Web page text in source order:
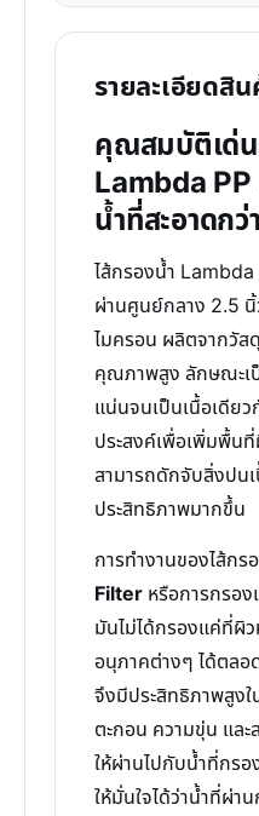
รายละเอียดสิน
คุณสมบัติเด่น
Lambda
น้ำที่สะอาดกว่า
ไส้กรองน้ำ
ผ่านศูนย์กลาง 2.5 นิ้
ไมครอน ผลิตจากวัส
คุณภาพสูง ลักษณะเ
แน่นจนเป็นเนื้อเดีย
ประสงค์เพื่อเพิ่มพื้น
สามารถดักจับสิ่งปน
ประสิทธิภาพมากขึ้น
การทำงานของไส้กร
Filter หรือการกรอ
มันไม่ได้กรองแค่ที่ผิ
อนุภาคต่างๆ ได้ตลอ
จึงมีประสิทธิภาพสูง
ตะกอน ความขุ่น และ
ให้ผ่านไปกับน้ำที่กร
ให้มั่นใจได้ว่าน้ำที่ผ่า